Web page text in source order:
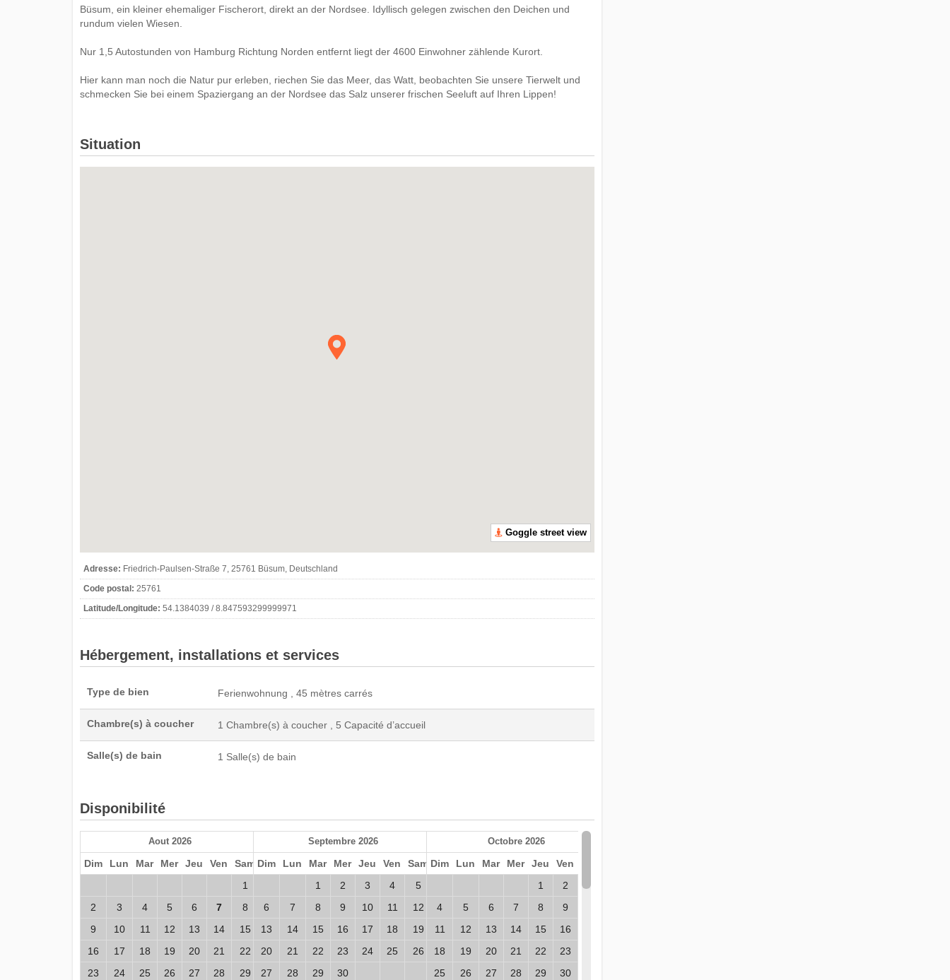
Büsum, ein kleiner ehemaliger Fischerort, direkt an der Nordsee. Idyllisch gelegen zwischen den Deichen und
rundum vielen Wiesen.
Nur 1,5 Autostunden von Hamburg Richtung Norden entfernt liegt der 4600 Einwohner zählende Kurort.
Hier kann man noch die Natur pur erleben, riechen Sie das Meer, das Watt, beobachten Sie unsere Tierwelt und
schmecken Sie bei einem Spaziergang an der Nordsee das Salz unserer frischen Seeluft auf Ihren Lippen!
Situation
Goggle street view
Adresse: Friedrich-Paulsen-Straße 7, 25761 Büsum, Deutschland
Code postal: 25761
Latitude/Longitude: 54.1384039 / 8.847593299999971
Hébergement, installations et services
Type de bien Ferienwohnung , 45 mètres carrés
Chambre(s) à coucher 1 Chambre(s) à coucher , 5 Capacité d’accueil
Salle(s) de bain 1 Salle(s) de bain
Disponibilité
Aout 2026
Dim Lun Mar Mer Jeu Ven
Sam
1
2
3 4 5 6 7
8
9
10 11 12 13 14
15
16
17 18 19 20 21
22
23
24 25 26 27 28 29
Septembre 2026
Dim Lun Mar Mer Jeu Ven
Sam
1
2 3 4
5
6
7 8 9 10 11
12
13
14 15 16 17 18
19
20
21 22 23 24 25
26
27
28 29 30
Octobre 2026
Dim Lun Mar Mer Jeu Ven
1
2
3
4
5 6 7 8 9
11
12 13 14 15 16
18
19 20 21 22 23
25
26 27 28 29 30